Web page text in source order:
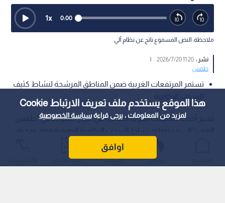
هذا الموقع يستخدم ملف تعريف الارتباط Cookie
لمزيد من المعلومات ، يرجى قراءةسياسة الخصوصية
اوافق
0:00
1x
ملاحظة: النص المسموع ناتج عن نظام آلي
نشر :11:20 2026/7/20
|
طقس
تستمر المرتفعات الغربية ضمن المناطق المرشحة لنشاط كثيف
تشير أحدث التحليلات الجوية الصادرة عن مركز التنبؤات في "طقس
الدول العربية خلال الأيام القادمة.
عواجل المباشر أحدث الأخبار